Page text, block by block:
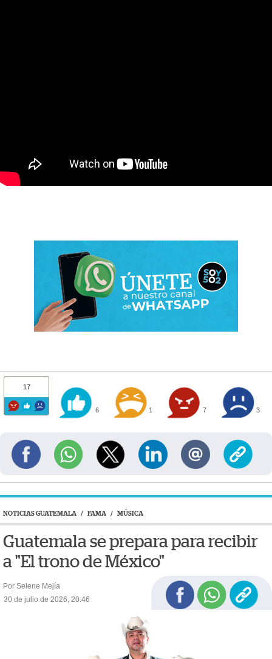
17
6 1 7 3
NOTICIAS GUATEMALA / FAMA / MÚSICA
Guatemala se prepara para recibir
a "El trono de México"
Por Selene Mejía
30 de julio de 2026, 20:46